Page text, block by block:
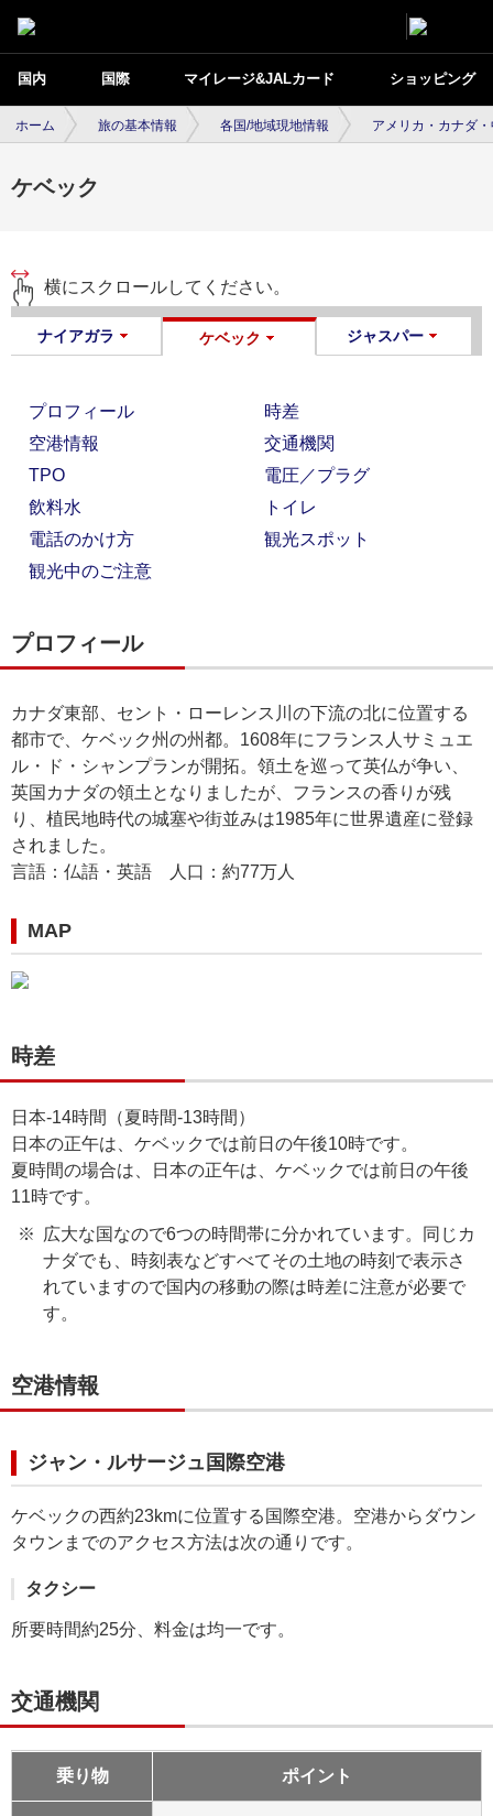
国内 国際 マイレージ&JALカード ショッピング
ホーム 旅の基本情報 各国/地域現地情報 アメリカ・カナダ
ケベック
横にスクロールしてください。
ナイアガラ ケベック ジャスパー
プロフィール
時差
空港情報
交通機関
TPO
電圧／プラグ
飲料水
トイレ
電話のかけ方
観光スポット
観光中のご注意
プロフィール
カナダ東部、セント・ローレンス川の下流の北に位置する
都市で、ケベック州の州都。1608年にフランス人サミュエ
ル・ド・シャンプランが開拓。領土を巡って英仏が争い、
英国カナダの領土となりましたが、フランスの香りが残
り、植民地時代の城塞や街並みは1985年に世界遺産に登録
されました。
言語：仏語・英語 人口：約77万人
MAP
時差
日本-14時間（夏時間-13時間）
日本の正午は、ケベックでは前日の午後10時です。
夏時間の場合は、日本の正午は、ケベックでは前日の午後
11時です。
広大な国なので6つの時間帯に分かれています。同じカ
ナダでも、時刻表などすべてその土地の時刻で表示さ
れていますので国内の移動の際は時差に注意が必要で
す。
空港情報
ジャン・ルサージュ国際空港
ケベックの西約23kmに位置する国際空港。空港からダウン
タウンまでのアクセス方法は次の通りです。
タクシー
所要時間約25分、料金は均一です。
交通機関
乗り物 ポイント